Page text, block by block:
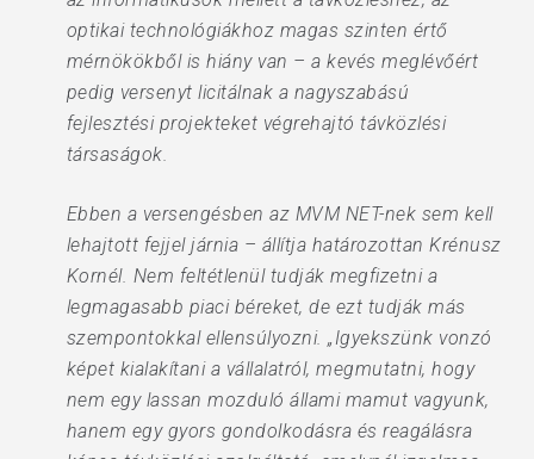
optikai technológiákhoz magas szinten értő
mérnökökből is hiány van – a kevés meglévőért
pedig versenyt licitálnak a nagyszabású
fejlesztési projekteket végrehajtó távközlési
társaságok.
Ebben a versengésben az MVM NET-nek sem kell
lehajtott fejjel járnia – állítja határozottan Krénusz
Kornél. Nem feltétlenül tudják megfizetni a
legmagasabb piaci béreket, de ezt tudják más
szempontokkal ellensúlyozni. „Igyekszünk vonzó
képet kialakítani a vállalatról, megmutatni, hogy
nem egy lassan mozduló állami mamut vagyunk,
hanem egy gyors gondolkodásra és reagálásra